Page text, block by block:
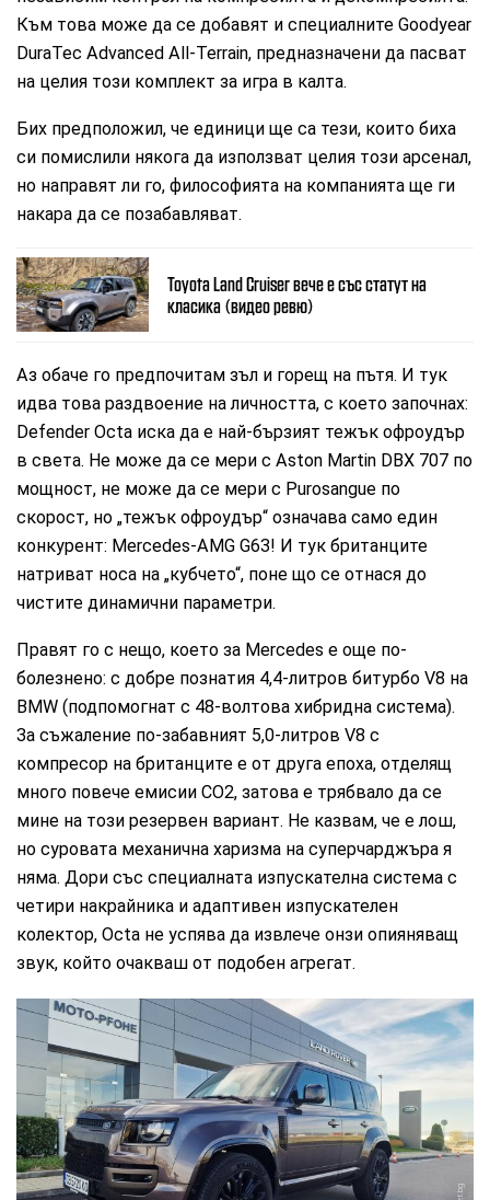
Към това може да се добавят и специалните Goodyear
DuraTec Advanced All-Terrain, предназначени да пасват
на целия този комплект за игра в калта.
Бих предположил, че единици ще са тези, които биха
си помислили някога да използват целия този арсенал,
но направят ли го, философията на компанията ще ги
накара да се позабавляват.
Toyota Land Cruiser вече е със статут на
класика (видео ревю)
Аз обаче го предпочитам зъл и горещ на пътя. И тук
идва това раздвоение на личността, с което започнах:
Defender Octa иска да е най-бързият тежък офроудър
в света. Не може да се мери с Aston Martin DBX 707 по
мощност, не може да се мери с Purosangue по
скорост, но „тежък офроудър“ означава само един
конкурент: Mercedes-AMG G63! И тук британците
натриват носа на „кубчето“, поне що се отнася до
чистите динамични параметри.
Правят го с нещо, което за Mercedes е още по-
болезнено: с добре познатия 4,4-литров битурбо V8 на
BMW (подпомогнат с 48-волтова хибридна система).
За съжаление по-забавният 5,0-литров V8 с
компресор на британците е от друга епоха, отделящ
много повече емисии СО2, затова е трябвало да се
мине на този резервен вариант. Не казвам, че е лош,
но суровата механична харизма на суперчарджъра я
няма. Дори със специалната изпускателна система с
четири накрайника и адаптивен изпускателен
колектор, Octa не успява да извлече онзи опияняващ
звук, който очакваш от подобен агрегат.